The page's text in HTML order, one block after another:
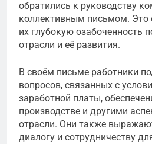
обратились к руководству
коллективным письмом. Это
их глубокую озабоченность
отрасли и её развития.
В своём письме работники
вопросов, связанных с
заработной платы,
производстве и другими
отрасли. Они также
диалогу и сотрудничеству